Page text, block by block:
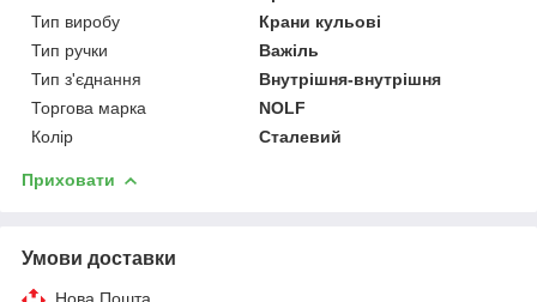
Тип виробу
Крани кульові
Тип ручки
Важіль
Тип з'єднання
Внутрішня-внутрішня
Торгова марка
NOLF
Колір
Сталевий
Приховати
Умови доставки
Нова Пошта